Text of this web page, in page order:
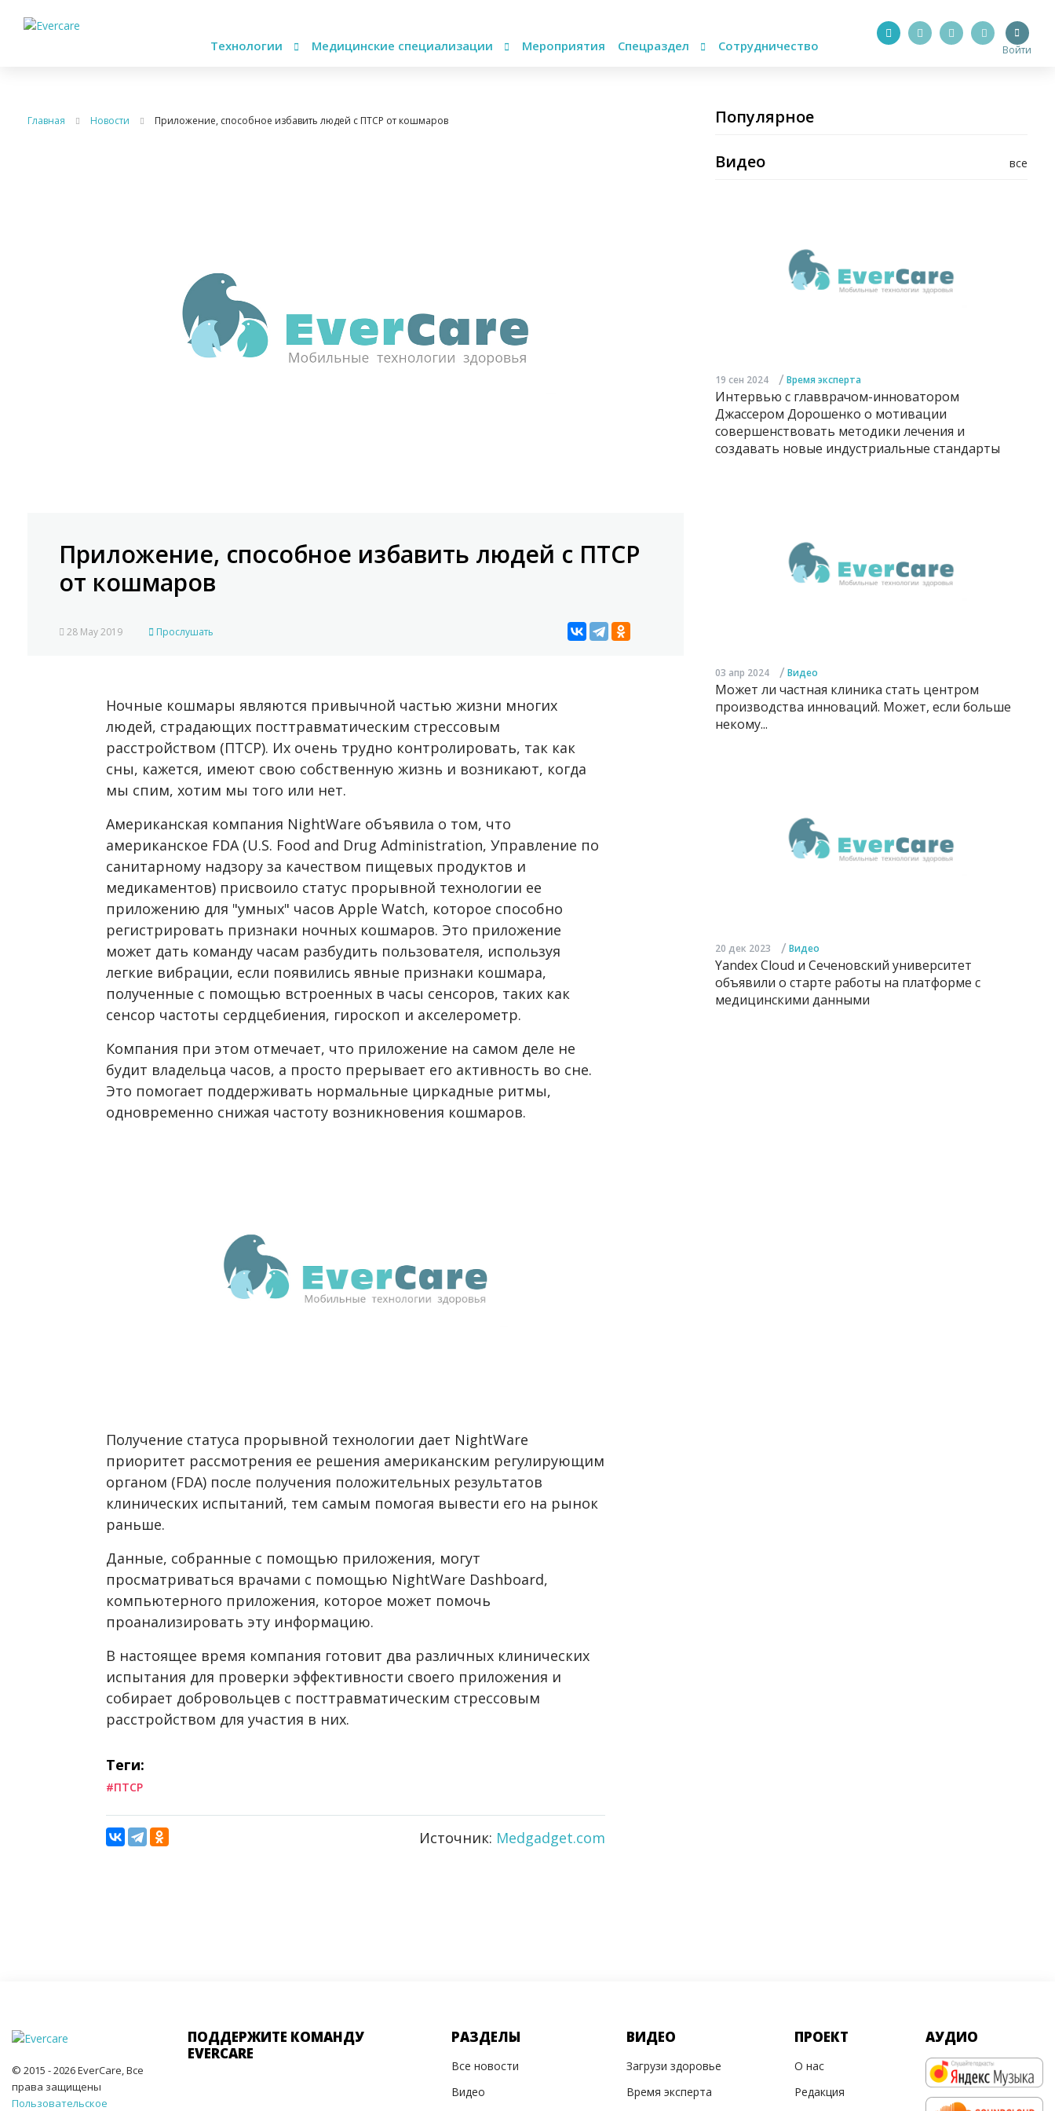
Технологии Медицинские специализации Мероприятия Спецраздел Сотрудничество Войти
Главная Новости Приложение, способное избавить людей с ПТСР от кошмаров
Приложение, способное избавить людей с ПТСР
от кошмаров
28 May 2019 Прослушать
Ночные кошмары являются привычной частью жизни многих
людей, страдающих посттравматическим стрессовым
расстройством (ПТСР). Их очень трудно контролировать, так как
сны, кажется, имеют свою собственную жизнь и возникают, когда
мы спим, хотим мы того или нет.
Американская компания NightWare объявила о том, что
американское FDA (U.S. Food and Drug Administration, Управление по
санитарному надзору за качеством пищевых продуктов и
медикаментов) присвоило статус прорывной технологии ее
приложению для "умных" часов Apple Watch, которое способно
регистрировать признаки ночных кошмаров. Это приложение
может дать команду часам разбудить пользователя, используя
легкие вибрации, если появились явные признаки кошмара,
полученные с помощью встроенных в часы сенсоров, таких как
сенсор частоты сердцебиения, гироскоп и акселерометр.
Компания при этом отмечает, что приложение на самом деле не
будит владельца часов, а просто прерывает его активность во сне.
Это помогает поддерживать нормальные циркадные ритмы,
одновременно снижая частоту возникновения кошмаров.
Получение статуса прорывной технологии дает NightWare
приоритет рассмотрения ее решения американским регулирующим
органом (FDA) после получения положительных результатов
клинических испытаний, тем самым помогая вывести его на рынок
раньше.
Данные, собранные с помощью приложения, могут
просматриваться врачами с помощью NightWare Dashboard,
компьютерного приложения, которое может помочь
проанализировать эту информацию.
В настоящее время компания готовит два различных клинических
испытания для проверки эффективности своего приложения и
собирает добровольцев с посттравматическим стрессовым
расстройством для участия в них.
Теги:
#ПТСР
Источник: Medgadget.com
Популярное
все
Видео
19 сен 2024 / Время эксперта
Интервью с главврачом-инноватором
Джассером Дорошенко о мотивации
совершенствовать методики лечения и
создавать новые индустриальные стандарты
03 апр 2024 / Видео
Может ли частная клиника стать центром
производства инноваций. Может, если больше
некому...
20 дек 2023 / Видео
Yandex Cloud и Сеченовский университет
объявили о старте работы на платформе с
медицинскими данными
© 2015 - 2026 EverCare, Все
права защищены
Пользовательское
ПОДДЕРЖИТЕ КОМАНДУ
EVERCARE
РАЗДЕЛЫ
Все новости
Видео
ВИДЕО
Загрузи здоровье
Время эксперта
ПРОЕКТ
О нас
Редакция
АУДИО